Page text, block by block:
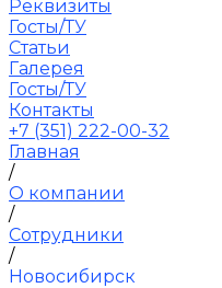
Реквизиты
Госты/ТУ
Статьи
Галерея
Госты/ТУ
Контакты
+7 (351) 222-00-32
Главная
/
О компании
/
Сотрудники
/
Новосибирск